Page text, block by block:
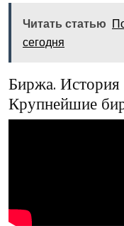
Читать статью
сегодня
Биржа.
Крупнейшие